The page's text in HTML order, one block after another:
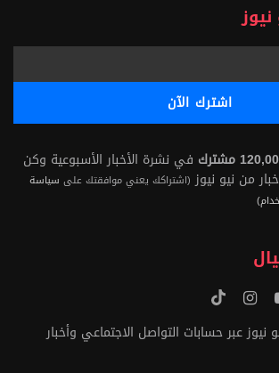
مشترك
في نشرة الأخبار الأسبوعية وكن
من نيو نيوز (اشتراكك يعني موافقتك على سياسة
نيوز عبر حسابات التواصل الاجتماعي وأخبار